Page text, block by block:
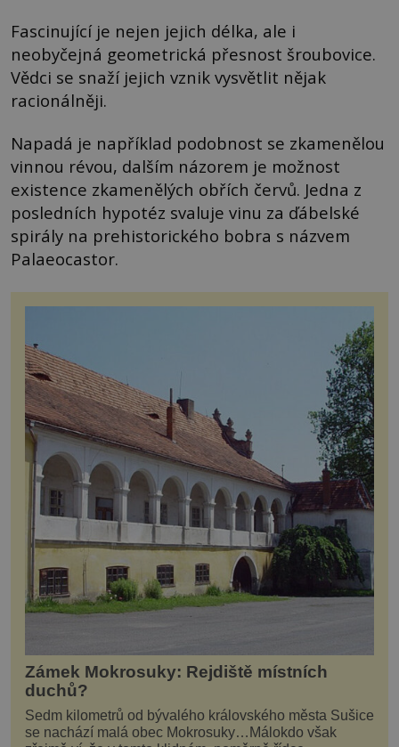
Fascinující je nejen jejich délka, ale i
neobyčejná geometrická přesnost šroubovice.
Vědci se snaží jejich vznik vysvětlit nějak
racionálněji.
Napadá je například podobnost se zkamenělou
vinnou révou, dalším názorem je možnost
existence zkamenělých obřích červů. Jedna z
posledních hypotéz svaluje vinu za ďábelské
spirály na prehistorického bobra s názvem
Palaeocastor.
Zámek Mokrosuky: Rejdiště místních
duchů?
Sedm kilometrů od bývalého královského města Sušice
se nachází malá obec Mokrosuky…Málokdo však